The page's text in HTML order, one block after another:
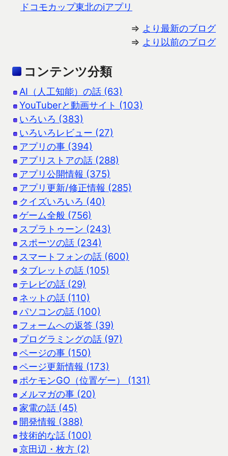
ドコモカップ東北のiアプリ
⇒ より最新のブログ
⇒ より以前のブログ
コンテンツ分類
AI（人工知能）の話 (63)
YouTuberと動画サイト (103)
いろいろ (383)
いろいろレビュー (27)
アプリの事 (394)
アプリストアの話 (288)
アプリ公開情報 (375)
アプリ更新/修正情報 (285)
クイズいろいろ (40)
ゲーム全般 (756)
スプラトゥーン (243)
スポーツの話 (234)
スマートフォンの話 (600)
タブレットの話 (105)
テレビの話 (29)
ネットの話 (110)
パソコンの話 (100)
フォームへの返答 (39)
プログラミングの話 (97)
ページの事 (150)
ページ更新情報 (173)
ポケモンGO（位置ゲー） (131)
メルマガの事 (20)
家電の話 (45)
開発情報 (388)
技術的な話 (100)
京田辺・枚方 (2)